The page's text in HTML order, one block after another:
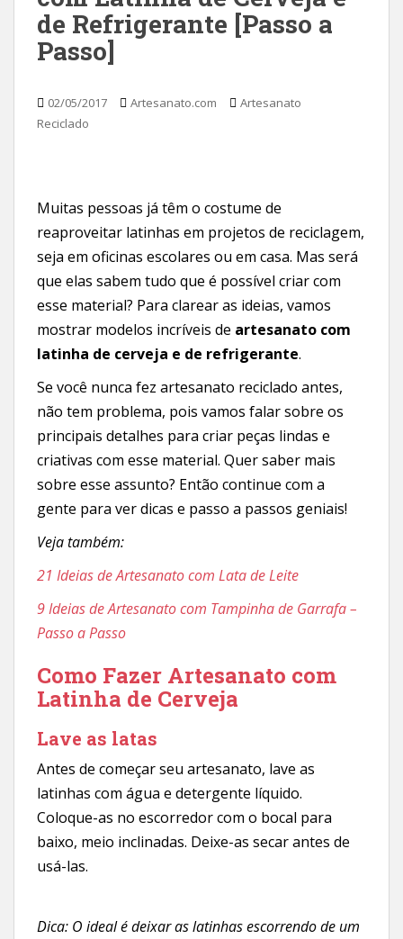
de Refrigerante [Passo a
Passo]
02/05/2017 Artesanato.com
Artesanato
Reciclado
Muitas pessoas já têm o costume de
reaproveitar latinhas em projetos de reciclagem,
seja em oficinas escolares ou em casa. Mas será
que elas sabem tudo que é possível criar com
esse material? Para clarear as ideias, vamos
mostrar modelos incríveis de artesanato com
latinha de cerveja e de refrigerante.
Se você nunca fez artesanato reciclado antes,
não tem problema, pois vamos falar sobre os
principais detalhes para criar peças lindas e
criativas com esse material. Quer saber mais
sobre esse assunto? Então continue com a
gente para ver dicas e passo a passos geniais!
Veja também:
21 Ideias de Artesanato com Lata de Leite
9 Ideias de Artesanato com Tampinha de Garrafa –
Passo a Passo
Como Fazer Artesanato com
Latinha de Cerveja
Lave as latas
Antes de começar seu artesanato, lave as
latinhas com água e detergente líquido.
Coloque-as no escorredor com o bocal para
baixo, meio inclinadas. Deixe-as secar antes de
usá-las.
Dica: O ideal é deixar as latinhas escorrendo de um